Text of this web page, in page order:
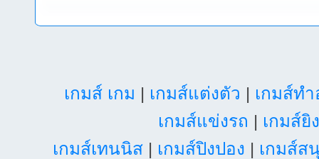
เกมส์ เกม | เกมส์แต่งตัว | เกมส์ท
เกมส์แข่งรถ | เกมส์ยิ
เกมส์เทนนิส| เกมส์ปิงปอง | เกมส์ส